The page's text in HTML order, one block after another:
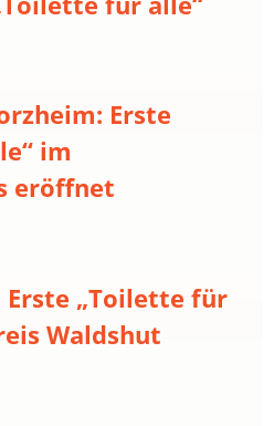
Erste
im
eröffnet
Erste „Toilette für
Waldshut